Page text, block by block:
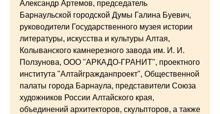
Александр Артемов, председатель
Барнаульской городской Думы Галина Буевич,
руководители Государственного музея истории
литературы, искусства и культуры Алтая,
Колыванского камнерезного завода им. И. И.
Ползунова, ООО "АРКАДО-ГРАНИТ", проектного
института "Алтайгражданпроект", Общественной
палаты города Барнаула, представители Союза
художников России Алтайского края,
объединений архитекторов, скульпторов, а также